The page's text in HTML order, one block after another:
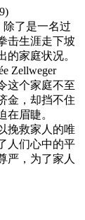
除了是一名过
击生涯走下坡
家庭状况。
Zellweger
这个家庭不至
金，却挡不住
在眉睫。
挽救家人的唯
人们心中的平
严，为了家人